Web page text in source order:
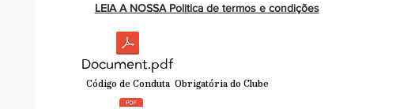
LEIA A NOSSA Politica de termos e condições
Document.pdf
Código de Conduta Obrigatória do Clube